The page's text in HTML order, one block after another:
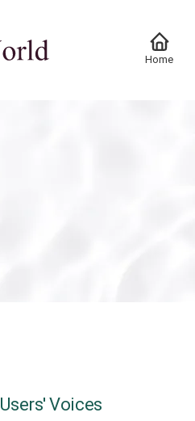
Home
Users' Voices